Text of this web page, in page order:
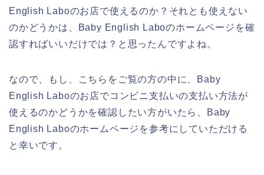
English Laboのお店で使えるのか？それとも使えない
のかどうかは、Baby English Laboのホームページを確
認すればいいだけでは？と思ったんですよね。
なので、もし、こちらをご覧の方の中に、Baby
English Laboのお店でコンビニ支払いの支払い方法が
使えるのかどうかを確認したい方がいたら、Baby
English Laboのホームページを参考にしていただける
と幸いです。